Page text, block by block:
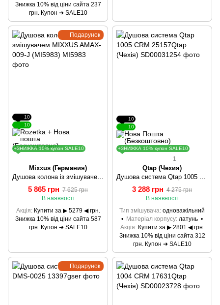
Знижка 10% від ціни сайта 237
грн. Купон ➜ SALE10
Подарунок
10
10
+ЗНИЖКА 10% купон SALE10
Mixxus (Германия)
5 865 грн 7 625 грн
В наявності
Акція Купити за ▶ 5279 ◀ грн.
Знижка 10% від ціни сайта 587
грн. Купон ➜ SALE10
10
10
+ЗНИЖКА 10% купон SALE10
1
Qtap (Чехия)
3 288 грн 4 275 грн
В наявності
Тип змішувача одноважільний
Матеріал корпусу латунь
Акція Купити за ▶ 2801 ◀ грн.
Знижка 10% від ціни сайта 312
грн. Купон ➜ SALE10
Подарунок